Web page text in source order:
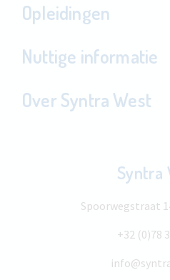
Opleidingen
Nuttige informatie
Over Syntra West
Syntra
Spoorwegstraat
+32 (0)78